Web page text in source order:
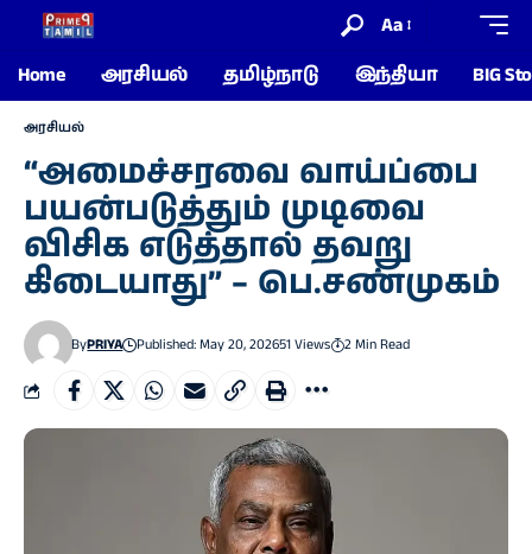
Aa
Home
அரசியல் தமிழ்நாடு இந்தியா BIG
அரசியல்
“அமைச்சரவை வாய்ப்பை
பயன்படுத்தும் முடிவை
விசிக எடுத்தால் தவறு
கிடையாது” – பெ.சண்முகம்
ByPRIYA Published: May 20, 202651 Views 2 Min Read